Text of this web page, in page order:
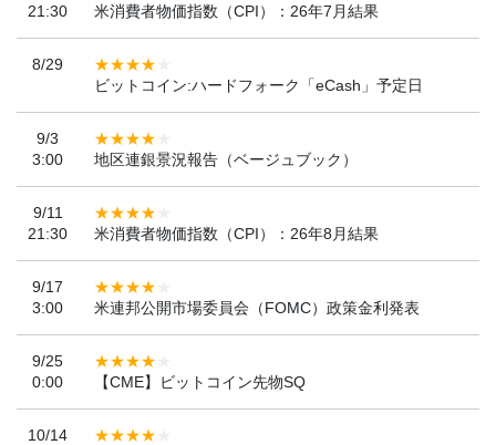
21:30
米消費者物価指数（CPI）：26年7月結果
8/29
ビットコイン:ハードフォーク「eCash」予定日
9/3
3:00
地区連銀景況報告（ベージュブック）
9/11
21:30
米消費者物価指数（CPI）：26年8月結果
9/17
3:00
米連邦公開市場委員会（FOMC）政策金利発表
9/25
0:00
【CME】ビットコイン先物SQ
10/14